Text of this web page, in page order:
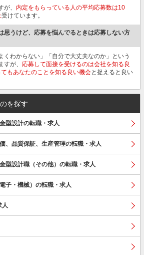
が、 内定をもらっている人の平均応募数は10
受けています。
思うけど、応募を悩んでるときは応募しない方
くわからない」「自分で大丈夫なのか」という
が、 応募して面接を受けるのは会社を知る良
もあなたのことを知る良い機会と捉えると良い
を探す
型設計の転職・求人
、品質保証、生産管理の転職・求人
型設計職（その他）の転職・求人
子・機械）の転職・求人
人